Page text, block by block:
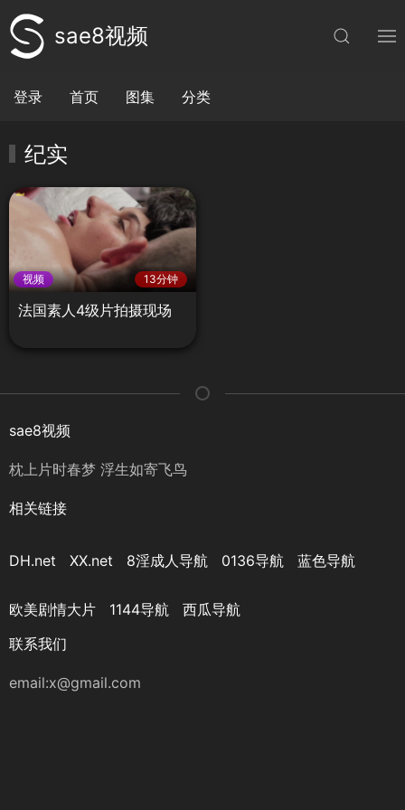
sae8视频
登录 首页 图集 分类
纪实
视频 13分钟
法国素人4级片拍摄现场
sae8视频
枕上片时春梦 浮生如寄飞鸟
相关链接
DH.net XX.net 8淫成人导航 0136导航 蓝色导航
欧美剧情大片 1144导航
西瓜导航
联系我们
email:x@gmail.com